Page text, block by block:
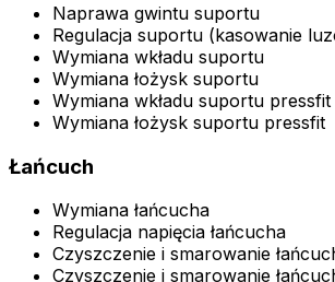
Naprawa gwintu suportu
Regulacja suportu (kasowanie
Wymiana wkładu suportu
Wymiana łożysk suportu
Wymiana wkładu suportu pressfit
Wymiana łożysk suportu pressfit
Łańcuch
Wymiana łańcucha
Regulacja napięcia łańcucha
Czyszczenie i smarowanie
Czyszczenie i smarowanie